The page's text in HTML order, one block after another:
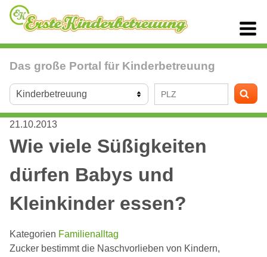
Das große Portal für Kinderbetreuung
21.10.2013
Wie viele Süßigkeiten
dürfen Babys und
Kleinkinder essen?
Kategorien Familienalltag
Zucker bestimmt die Naschvorlieben von Kindern,